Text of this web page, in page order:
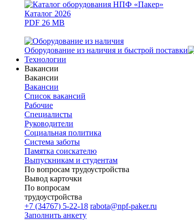
Каталог 2026
PDF 26 MB
Оборудование из наличия и быстрой поставки
Технологии
Вакансии
Вакансии
Вакансии
Список вакансий
Рабочие
Специалисты
Руководители
Cоциальная политика
Система заботы
Памятка соискателю
Выпускникам и студентам
По вопросам трудоустройства
Вывод карточки
По вопросам
трудоустройства
+7 (34767) 5-22-18 rabota@npf-paker.ru
Заполнить анкету